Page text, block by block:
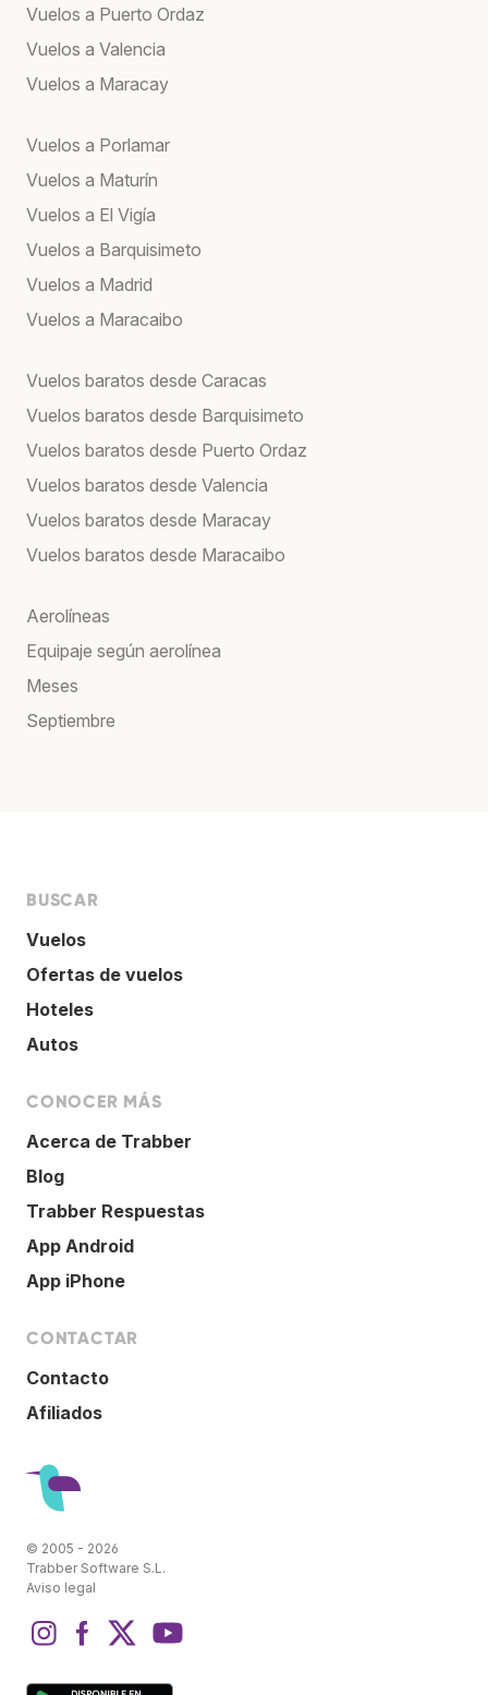
Vuelos a Puerto Ordaz
Vuelos a Valencia
Vuelos a Maracay
Vuelos a Porlamar
Vuelos a Maturín
Vuelos a El Vigía
Vuelos a Barquisimeto
Vuelos a Madrid
Vuelos a Maracaibo
Vuelos baratos desde Caracas
Vuelos baratos desde Barquisimeto
Vuelos baratos desde Puerto Ordaz
Vuelos baratos desde Valencia
Vuelos baratos desde Maracay
Vuelos baratos desde Maracaibo
Aerolíneas
Equipaje según aerolínea
Meses
Septiembre
BUSCAR
Vuelos
Ofertas de vuelos
Hoteles
Autos
CONOCER MÁS
Acerca de Trabber
Blog
Trabber Respuestas
App Android
App iPhone
CONTACTAR
Contacto
Afiliados
© 2005 - 2026
Trabber Software S.L.
Aviso legal